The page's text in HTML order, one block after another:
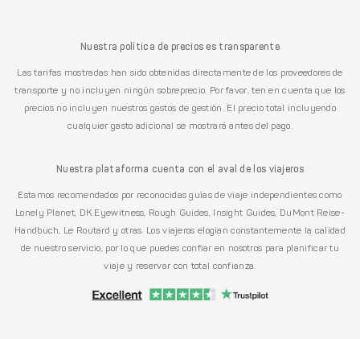
Nuestra política de precios es transparente
Las tarifas mostradas han sido obtenidas directamente de los proveedores de
transporte y no incluyen ningún sobreprecio. Por favor, ten en cuenta que los
precios no incluyen nuestros gastos de gestión. El precio total incluyendo
cualquier gasto adicional se mostrará antes del pago.
Nuestra plataforma cuenta con el aval de los viajeros
Estamos recomendados por reconocidas guías de viaje independientes como
Lonely Planet, DK Eyewitness, Rough Guides, Insight Guides, DuMont Reise-
Handbuch, Le Routard y otras. Los viajeros elogian constantemente la calidad
de nuestro servicio, por lo que puedes confiar en nosotros para planificar tu
viaje y reservar con total confianza.